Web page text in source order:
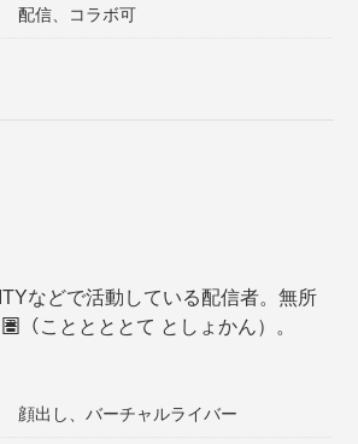
配信、コラボ可
などで活動している配信者。無所
（こととととて としょかん）。
顔出し、バーチャルライバー